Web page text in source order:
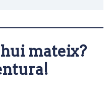
mateix?